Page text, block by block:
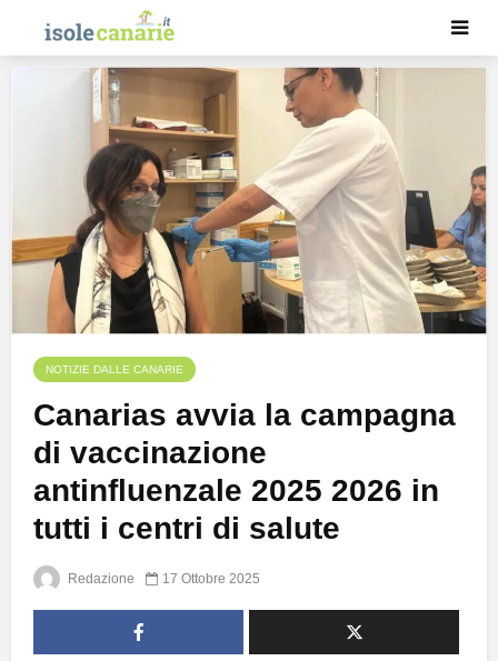
NOTIZIE DALLE CANARIE
Canarias avvia la campagna
di vaccinazione
antinfluenzale 2025 2026 in
tutti i centri di salute
Redazione 17 Ottobre 2025